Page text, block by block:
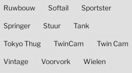
Ruwbouw Softail Sportster
Springer Stuur Tank
Tokyo Thug TwinCam Twin Cam
Vintage Voorvork Wielen